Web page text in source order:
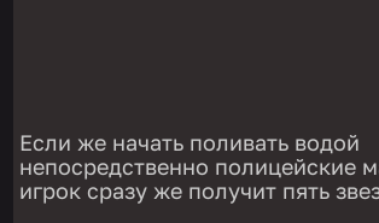
Если же начать поливать водой
непосредственно полицейские
игрок сразу же получит пять